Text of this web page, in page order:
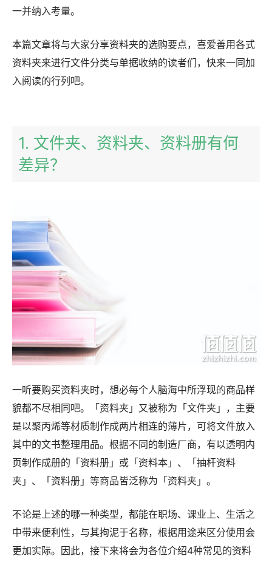
一并纳入考量。
本篇文章将与大家分享资料夹的选购要点，喜爱善用各式
资料夹来进行文件分类与单据收纳的读者们，快来一同加
入阅读的行列吧。
1. 文件夹、资料夹、资料册有何
差异？
一听要购买资料夹时，想必每个人脑海中所浮现的商品样
貌都不尽相同吧。「资料夹」又被称为「文件夹」，主要
是以聚丙烯等材质制作成两片相连的薄片，可将文件放入
其中的文书整理用品。根据不同的制造厂商，有以透明内
页制作成册的「资料册」或「资料本」、「抽杆资料
夹」、「资料册」等商品皆泛称为「资料夹」。
不论是上述的哪一种类型，都能在职场、课业上、生活之
中带来便利性，与其拘泥于名称，根据用途来区分使用会
更加实际。因此，接下来将会为各位介绍4种常见的资料